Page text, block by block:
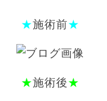
★施術前★
★施術後★